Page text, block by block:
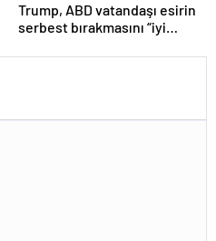
Trump, ABD vatandaşı esirin
serbest bırakmasını “iyi
olarak değerlendirdi